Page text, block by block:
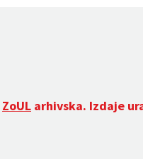
ZoUL arhivska. Izdaje